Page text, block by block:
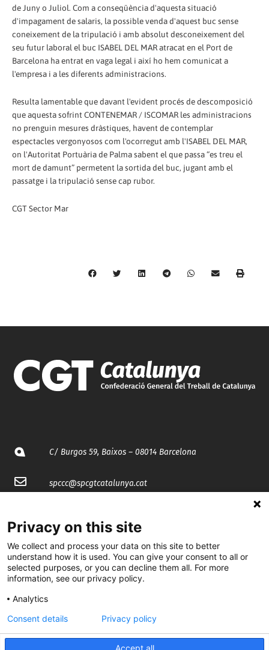
de Juny o Juliol. Com a conseqüència d'aquesta situació
d'impagament de salaris, la possible venda d'aquest buc sense
coneixement de la tripulació i amb absolut desconeixement del
seu futur laboral el buc ISABEL DEL MAR atracat en el Port de
Barcelona ha entrat en vaga legal i així ho hem comunicat a
l'empresa i a les diferents administracions.
Resulta lamentable que davant l'evident procés de descomposició
que aquesta sofrint CONTENEMAR / ISCOMAR les administracions
no prenguin mesures dràstiques, havent de contemplar
espectacles vergonyosos com l'ocorregut amb l'ISABEL DEL MAR,
on l'Autoritat Portuària de Palma sabent el que passa “es treu el
mort de damunt” permetent la sortida del buc, jugant amb el
passatge i la tripulació sense cap rubor.
CGT Sector Mar
C/ Burgos 59, Baixos – 08014 Barcelona
spccc@spcgtcatalunya.cat
@CGTCatalunya
cgtcatalunya
cgtcatalunya
Privacy on this site
We collect and process your data on this site to better
understand how it is used. You can give your consent to all or
selected purposes, or you can decline them all. For more
information, see our privacy policy.
Analytics
Accept all
Consent details Privacy policy